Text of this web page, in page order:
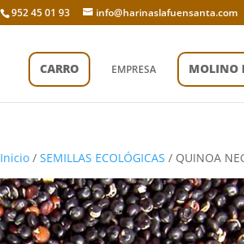
952 45 01 93 info@harinaslafuensanta.com
CARRO EMPRESA MOLINO
Inicio /SEMILLAS ECOLÓGICAS / QUINOA